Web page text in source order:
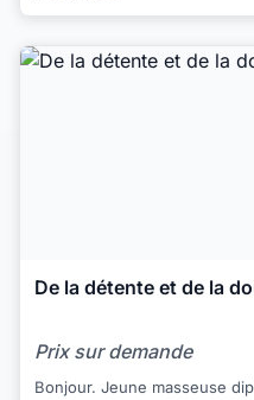
De la détente et de la
Prix sur demande
Bonjour. Jeune masseuse diplômée travaillant à Montreux. Le